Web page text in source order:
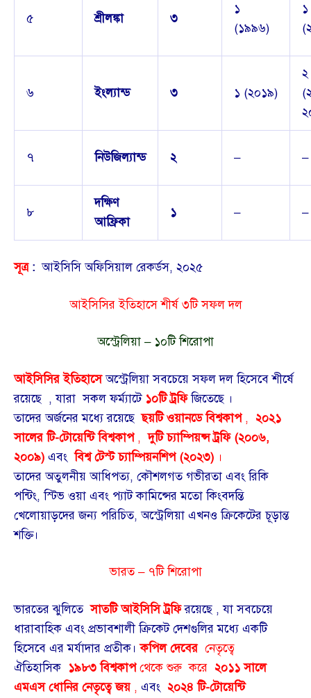
৫ শ্রীলঙ্কা ৩
১
(১৯৯৬)
১
৬ ইংল্যান্ড ৩ ১ (২০১৯)
২
৭ নিউজিল্যান্ড ২ – –
৮
দক্ষিণ
আফ্রিকা
১ – –
সূত্র: আইসিসি অফিসিয়াল রেকর্ডস, ২০২৫
আইসিসির ইতিহাসে শীর্ষ ৩টি সফল দল
অস্ট্রেলিয়া – ১০টি শিরোপা
আইসিসির ইতিহাসেঅস্ট্রেলিয়া সবচেয়ে সফল দল হিসেবে শীর্ষে
রয়েছে , যারা সকল ফর্ম্যাটে ১০টি ট্রফিজিতেছে ।
তাদের অর্জনের মধ্যে রয়েছেছয়টি ওয়ানডে বিশ্বকাপ, ২০২১
সালের টি-টোয়েন্টি বিশ্বকাপ,দুটি চ্যাম্পিয়ন্স ট্রফি (২০০৬,
২০০৯) এবংবিশ্ব টেস্ট চ্যাম্পিয়নশিপ (২০২৩) ।
তাদের অতুলনীয় আধিপত্য, কৌশলগত গভীরতা এবং রিকি
পন্টিং, স্টিভ ওয়া এবং প্যাট কামিন্সের মতো কিংবদন্তি
খেলোয়াড়দের জন্য পরিচিত, অস্ট্রেলিয়া এখনও ক্রিকেটের চূড়ান্ত
শক্তি।
ভারত – ৭টি শিরোপা
ভারতের ঝুলিতেসাতটি আইসিসি ট্রফিরয়েছে , যা সবচেয়ে
ধারাবাহিক এবং প্রভাবশালী ক্রিকেট দেশগুলির মধ্যে একটি
হিসেবে এর মর্যাদার প্রতীক।কপিল দেবেরনেতৃত্বে
ঐতিহাসিক ১৯৮৩ বিশ্বকাপথেকে শুরু করে ২০১১ সালে
এমএস ধোনির নেতৃত্বে জয়, এবং ২০২৪ টি-টোয়েন্টি